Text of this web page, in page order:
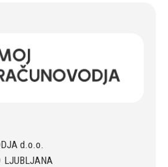
d.o.o.
LJUBLJANA